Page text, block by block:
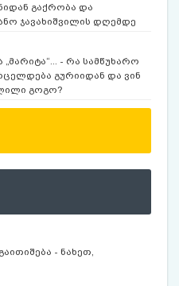
გაქრობა და
ჯავახიშვილის დღემდე
„მარიტა“... - რა სამწუხარო
გურიიდან და ვინ
გოგო?
- ნახეთ,